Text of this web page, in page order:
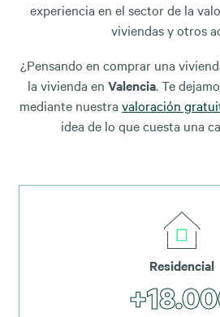
experiencia en el sector de la
viviendas y otros
¿Pensando en comprar una
la vivienda en Valencia. Te
mediante nuestra valoración
idea de lo que cuesta una
Residencial